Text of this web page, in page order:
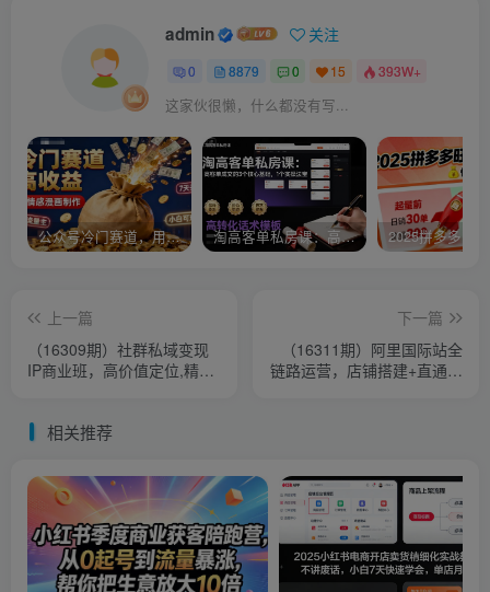
admin 关注
0 8879 0 15 393W+
这家伙很懒，什么都没有写...
公众号冷门赛道，用AI做情感漫画，7天开通流量主，操作简单，小白可玩 淘高客单私房课：高客单成交的3个核心基础，1个实操法宝
上一篇
（16309期）社群私域变现
IP商业班，高价值定位,精准
下一篇
（16311期）阿里国际站全
链路运营，店铺搭建+直通车
相关推荐